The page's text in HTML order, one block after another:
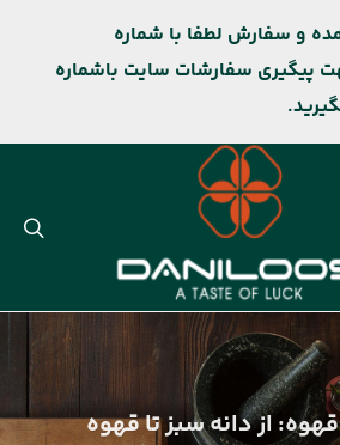
و سفارش لطفا با شماره
و جهت پیگیری سفارشات سایت باشماره
از دانه سبز تا قهوه